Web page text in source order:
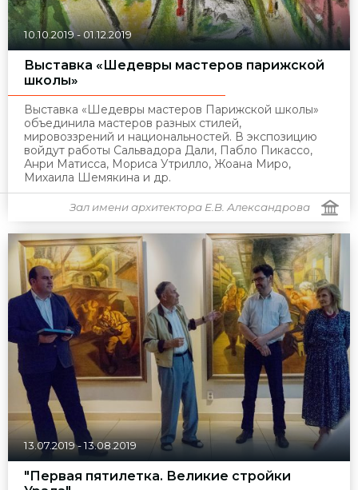
10.10.2019-01.12.2019
Выставка «Шедевры мастеров парижской
школы»
Выставка «Шедевры мастеров Парижской школы»
объединила мастеров разных стилей,
мировоззрений и национальностей. В экспозицию
войдут работы Сальвадора Дали, Пабло Пикассо,
Анри Матисса, Мориса Утрилло, Жоана Миро,
Михаила Шемякина и др.
Зал имени архитектора Е.В. Александрова
13.07.2019-13.08.2019
"Первая пятилетка. Великие стройки